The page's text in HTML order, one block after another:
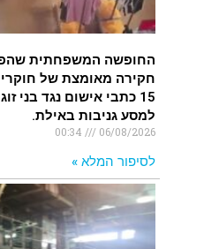
החופשה המשפחתית
חקירה מאומצת של
15 כתבי אישום נגד בני
למסע גניבות באילת.
06/08/2026
לסיפור המלא »